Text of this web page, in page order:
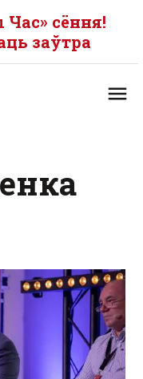
сёння!
заўтра